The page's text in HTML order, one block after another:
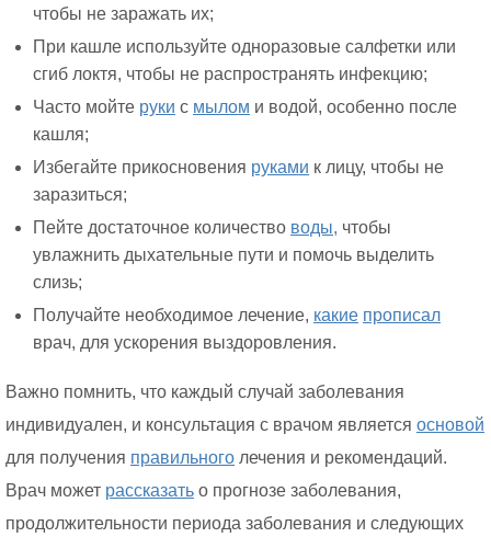
чтобы не заражать их;
При кашле используйте одноразовые салфетки или
сгиб локтя, чтобы не распространять инфекцию;
Часто мойте руки с мылом и водой, особенно после
кашля;
Избегайте прикосновения руками к лицу, чтобы не
заразиться;
Пейте достаточное количество воды, чтобы
увлажнить дыхательные пути и помочь выделить
слизь;
Получайте необходимое лечение, какие прописал
врач, для ускорения выздоровления.
Важно помнить, что каждый случай заболевания
индивидуален, и консультация с врачом является основой
для получения правильного лечения и рекомендаций.
Врач может рассказать о прогнозе заболевания,
продолжительности периода заболевания и следующих